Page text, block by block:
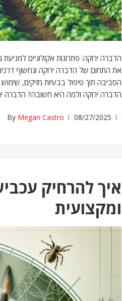
הדברה ירוקה: פתרונות אקולוגיים
את התחום של הדברה ירוקה ונחשוף
הסביבה תוך טיפול בבעיות מזיקים,
הדברה ירוקה ולמה היא חשובה? הדברה
08/27/2025
By Megan Castro
איך להרחיק
ומקצועית